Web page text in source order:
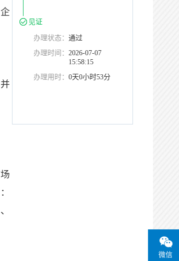
微信
企
见证
办理状态： 通过
办理时间： 2026-07-07
15:58:15
办理用时： 0天0小时53分